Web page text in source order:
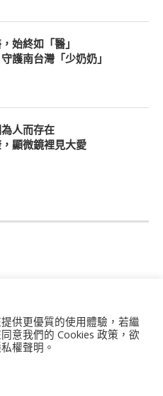
始終如「醫」
護南台灣「少奶奶」
人而存在
顯微鏡裡見大愛
服務條款 隱私權政策
作者群
供更優質的使用體驗，若繼
意我們的 Cookies 政策，欲
權聲明。